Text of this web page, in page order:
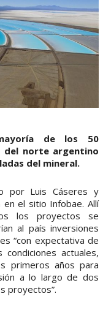
de los 50
del norte argentino
del mineral.
por Luis Cáseres y
el sitio Infobae. Allí
los proyectos se
al país inversiones
“con expectativa de
actuales,
primeros años para
a lo largo de dos
proyectos”.